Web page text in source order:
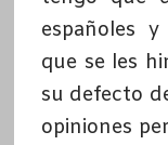
españoles
que se les
su defecto
opiniones